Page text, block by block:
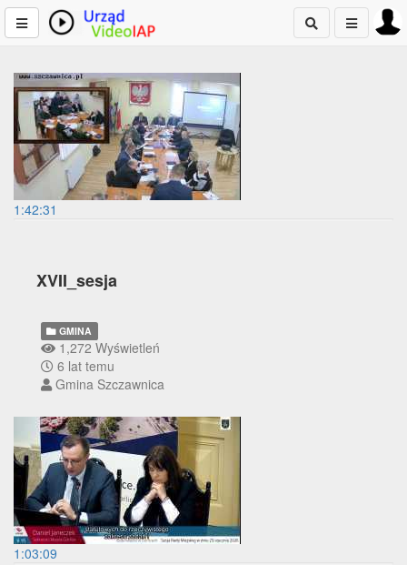
1:42:31
XVII_sesja
GMINA
1,272 Wyświetleń
6 lat temu
Gmina Szczawnica
1:03:09